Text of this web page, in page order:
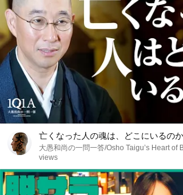
亡くなった人の魂は、どこにいるの
大愚和尚の一問一答/Osho Taigu’s Heart of
views